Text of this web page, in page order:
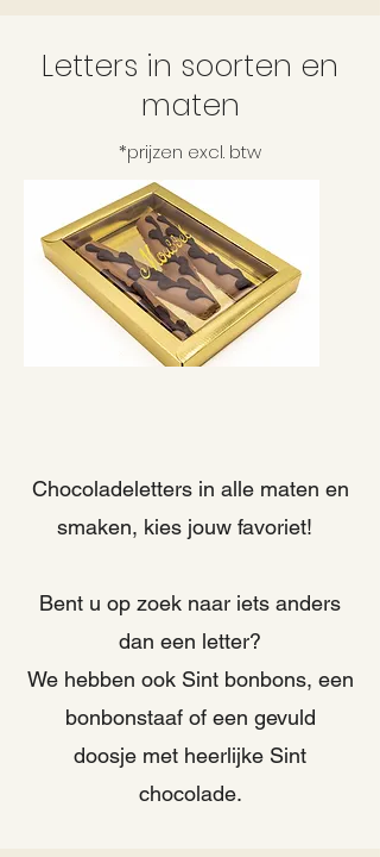
Letters in soorten en
maten
*prijzen excl. btw
Chocoladeletters in alle maten en
smaken, kies jouw favoriet!
Bent u op zoek naar iets anders
dan een letter?
We hebben ook Sint bonbons, een
bonbonstaaf of een gevuld
doosje met heerlijke Sint
chocolade.